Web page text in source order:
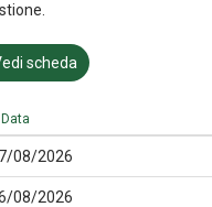
scheda
Data
08/2026
08/2026